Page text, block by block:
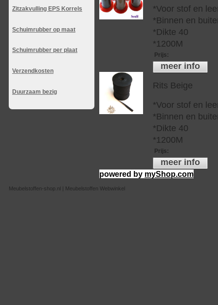
Zitzakvulling EPS Korrels
Schuimrubber op maat
Schuimrubber per plaat
Verzendkosten
Duurzaam bezig
*Voor stof en
*Binnen en
*Dikte 40
*1200M
Prijs:
meer info
Rits Beige
*Voor stof en
*Binnen en
*Dikte 40
*1200M
Prijs:
meer info
powered by myShop.com
Meubelstoffen-shop.nl | Meubelstoffen Webwinkel